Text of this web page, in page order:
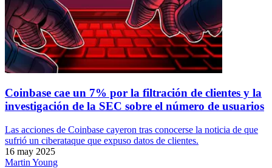
Coinbase cae un 7% por la filtración de clientes y la
investigación de la SEC sobre el número de usuarios
Las acciones de Coinbase cayeron tras conocerse la noticia de que
sufrió un ciberataque que expuso datos de clientes.
16 may 2025
Martin Young